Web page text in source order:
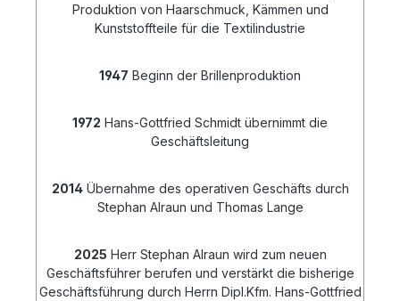
Produktion von Haarschmuck, Kämmen und
Kunststoffteile für die Textilindustrie
1947 Beginn der Brillenproduktion
1972 Hans-Gottfried Schmidt übernimmt die
Geschäftsleitung
2014Übernahme des operativen Geschäfts durch
Stephan Alraun und Thomas Lange
2025 Herr Stephan Alraun wird zum neuen
Geschäftsführer berufen und verstärkt die bisherige
Geschäftsführung durch Herrn Dipl.Kfm. Hans-Gottfried